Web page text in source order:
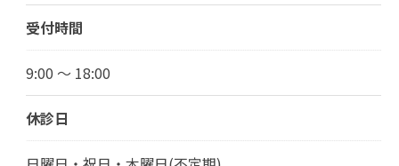
受付時間
9:00 ～ 18:00
休診日